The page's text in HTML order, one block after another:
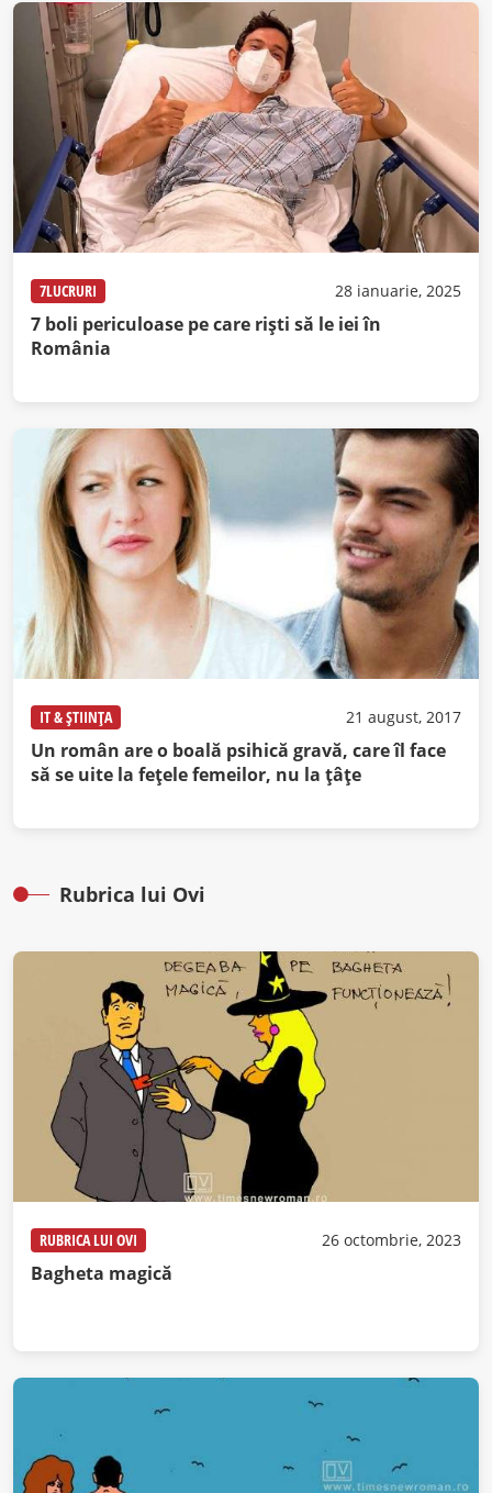
7LUCRURI 28 ianuarie, 2025
7 boli periculoase pe care rişti să le iei în
România
IT & ȘTIINȚA 21 august, 2017
Un român are o boală psihică gravă, care îl face
să se uite la feţele femeilor, nu la ţâţe
Rubrica lui Ovi
RUBRICA LUI OVI 26 octombrie, 2023
Bagheta magică